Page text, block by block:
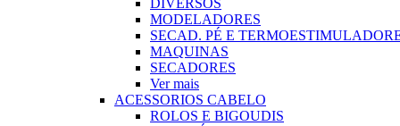
MODELADORES
SECAD. PÉ E
MAQUINAS
SECADORES
Ver mais
ACESSORIOS CABELO
ROLOS E BIGOUDIS